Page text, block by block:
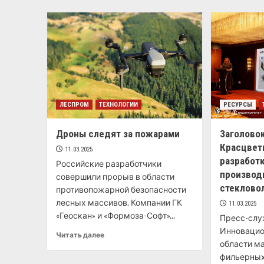
ЛЕСПРОМ ТЕХНОЛОГИИ
Дроны следят за пожарами
11.03.2025
Российские разработчики
совершили прорыв в области
противопожарной безопасности
лесных массивов. Компании ГК
«Геоскан» и «Формоза-Софт»...
Читать далее
РЕСУРСЫ
11.03.2025
Пресс-
области